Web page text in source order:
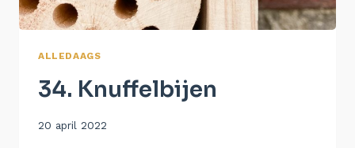
ALLEDAAGS
34. Knuffelbijen
Door
20 april 2022